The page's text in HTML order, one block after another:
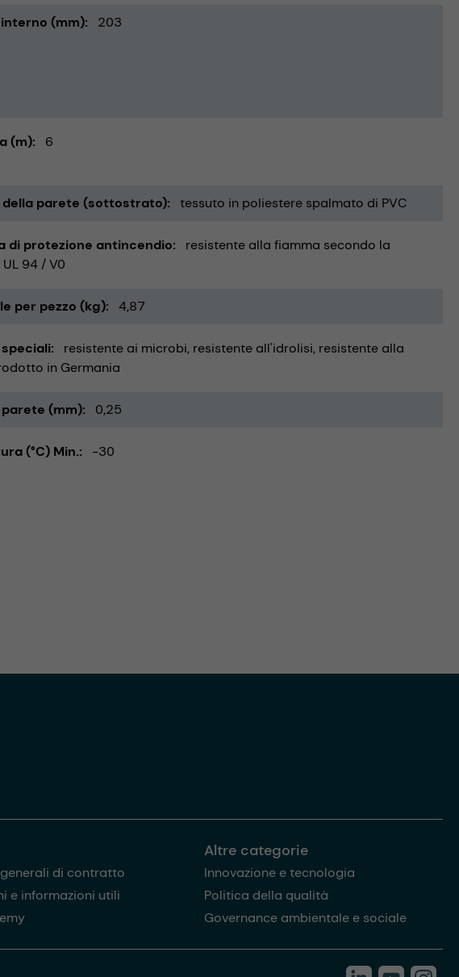
(mm) 203
(m) 6
della parete (sottostrato) tessuto in poliestere spalmato di PVC
di protezione antincendio
resistente alla fiamma secondo la
94 / V0
per pezzo (kg) 4,87
resistente ai microbi resistente all'idrolisi resistente alla
in Germania
(mm) 0,25
(°C) Min. -30
di contratto
e informazioni utili
Altre categorie
Innovazione e tecnologia
Politica della qualità
Governance ambientale e sociale